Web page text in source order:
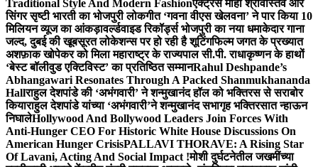
Traditional Style And Modern Fashionएक्ट्रेस माही श्रीवास्तव और
सिंगर सृष्टी भारती का भोजपुरी लोकगीत ‘गवना वीएस खेलवना’ ने पार किया 10
मिलियन व्यूज का आंकड़ावर्ल्डवाइड रिकॉर्ड्स भोजपुरी का नया धमाकेदार गाना
जल्द, दुबई की खूबसूरत लोकेशन्स पर हो रही है शूटिंगफिल्म जगत के प्रख्यात
अशफ़ाक खोपेकर को मिला महाराष्ट्र के राज्यपाल सी.पी. राधाकृष्णन के हाथों
‘बेस्ट बॉलीवुड एक्टिविस्ट’ का प्रतिष्ठित सम्मानRahul Deshpande’s
Abhangawari Resonates Through A Packed Shanmukhananda
Hallराहुल देशपांडे की ‘अभंगवारी’ ने शन्मुखानंद हॉल को भक्तिरस से सराबोर
कियाराहुल देशपांडे यांच्या ‘अभंगवारी’ने शन्मुखानंद सभागृह भक्तिरसात न्हाऊन
निघालेHollywood And Bollywood Leaders Join Forces With
Anti-Hunger CEO For Historic White House Discussions On
American Hunger CrisisPALLAVI THORAVE: A Rising Star
Of Lavani, Acting And Social Impact !मोशी दुर्घटनेतील जखमींच्या